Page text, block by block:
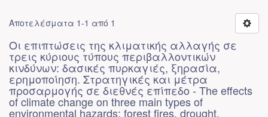
Αποτελέσματα 1-1 από 1
Οι επιπτώσεις της κλιματικής αλλαγής σε
τρεις κύριους τύπους περιβαλλοντικών
κινδύνων: δασικές πυρκαγιές, ξηρασία,
ερημοποίηση. Στρατηγικές και μέτρα
προσαρμογής σε διεθνές επίπεδο - The effects
of climate change on three main types of
environmental hazards: forest fires, drought,